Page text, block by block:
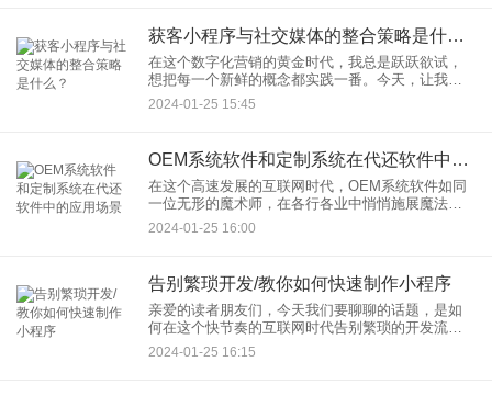
获客小程序与社交媒体的整合策略是什么？
在这个数字化营销的黄金时代，我总是跃跃欲试，
想把每一个新鲜的概念都实践一番。今天，让我们
一起探讨的主角是获客小程序。它就像是一个营销
界的瑞士军刀，整合到社交媒体中，可以达到1+1>2
2024-01-25 15:45
OEM系统软件和定制系统在代还软件中的应用场景
在这个高速发展的互联网时代，OEM系统软件如同
一位无形的魔术师，在各行各业中悄悄施展魔法。
特别是在代还软件的应用场景中，OEM（Original
Equipment Manufacturer，原始设备
2024-01-25 16:00
告别繁琐开发/教你如何快速制作小程序
亲爱的读者朋友们，今天我们要聊聊的话题，是如
何在这个快节奏的互联网时代告别繁琐的开发流
程，快速制作小程序！是的，你没听错，是快速
哦！ 我们都知道，小程序如今已经像
2024-01-25 16:15